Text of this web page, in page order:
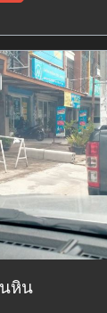
หิน